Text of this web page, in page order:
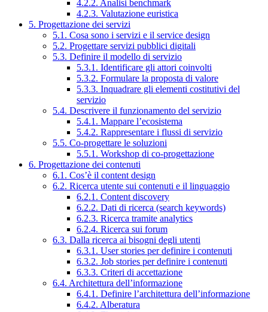
4.2.2. Analisi benchmark
4.2.3. Valutazione euristica
5. Progettazione dei servizi
5.1. Cosa sono i servizi e il service design
5.2. Progettare servizi pubblici digitali
5.3. Definire il modello di servizio
5.3.1. Identificare gli attori coinvolti
5.3.2. Formulare la proposta di valore
5.3.3. Inquadrare gli elementi costitutivi del
servizio
5.4. Descrivere il funzionamento del servizio
5.4.1. Mappare l’ecosistema
5.4.2. Rappresentare i flussi di servizio
5.5. Co-progettare le soluzioni
5.5.1. Workshop di co-progettazione
6. Progettazione dei contenuti
6.1. Cos’è il content design
6.2. Ricerca utente sui contenuti e il linguaggio
6.2.1. Content discovery
6.2.2. Dati di ricerca (search keywords)
6.2.3. Ricerca tramite analytics
6.2.4. Ricerca sui forum
6.3. Dalla ricerca ai bisogni degli utenti
6.3.1. User stories per definire i contenuti
6.3.2. Job stories per definire i contenuti
6.3.3. Criteri di accettazione
6.4. Architettura dell’informazione
6.4.1. Definire l’architettura dell’informazione
6.4.2. Alberatura